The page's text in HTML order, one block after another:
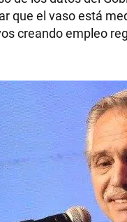
que el vaso está
creando empleo